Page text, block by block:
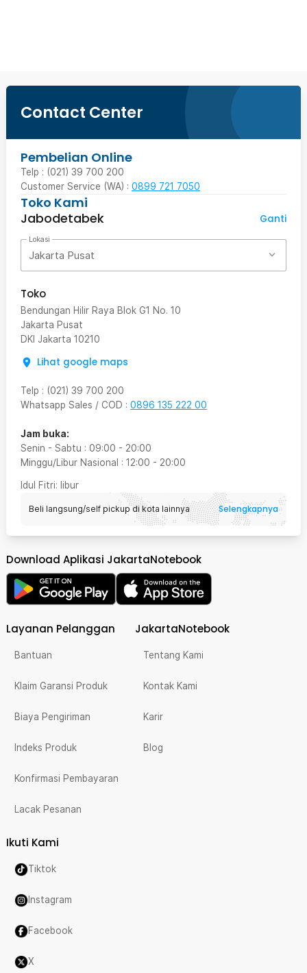
Contact Center
Pembelian Online
Telp : (021) 39 700 200
Customer Service (WA) : 0899 721 7050
Toko Kami
Jabodetabek
Ganti
Lokasi
Jakarta Pusat
Toko
Bendungan Hilir Raya Blok G1 No. 10
Jakarta Pusat
DKI Jakarta 10210
Lihat google maps
Telp : (021) 39 700 200
Whatsapp Sales / COD : 0896 135 222 00
Jam buka:
Senin - Sabtu : 09:00 - 20:00
Minggu/Libur Nasional : 12:00 - 20:00
Idul Fitri: libur
Beli langsung/self pickup di kota lainnya Selengkapnya
Download Aplikasi JakartaNotebook
Layanan Pelanggan
Bantuan
Klaim Garansi Produk
Biaya Pengiriman
Indeks Produk
Konfirmasi Pembayaran
Lacak Pesanan
JakartaNotebook
Tentang Kami
Kontak Kami
Karir
Blog
Ikuti Kami
Tiktok
Instagram
Facebook
X